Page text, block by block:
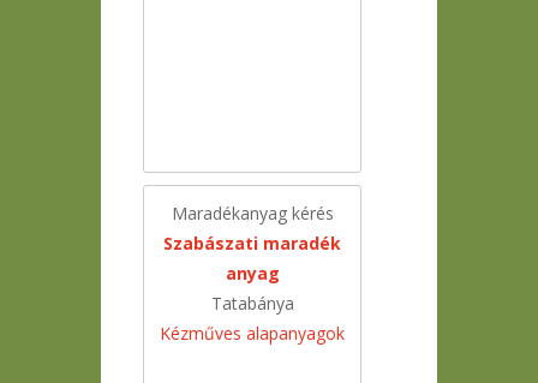
Maradékanyag kérés
Szabászati maradék
anyag
Tatabánya
Kézműves alapanyagok